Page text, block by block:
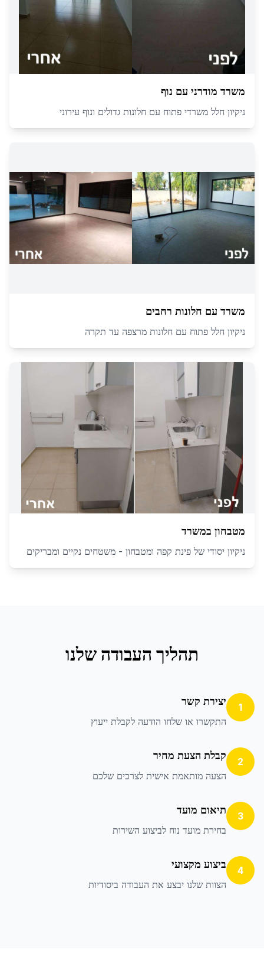
משרד מודרני עם נוף
ניקיון חלל משרדי פתוח עם חלונות גדולים ונוף עירוני
משרד עם חלונות רחבים
ניקיון חלל פתוח עם חלונות מרצפה עד תקרה
מטבחון במשרד
ניקיון יסודי של פינת קפה ומטבחון - משטחים נקיים ומבריקים
תהליך העבודה שלנו
1 יצירת קשר
התקשרו או שלחו הודעה לקבלת ייעוץ
2 קבלת הצעת מחיר
הצעה מותאמת אישית לצרכים שלכם
3 תיאום מועד
בחירת מועד נוח לביצוע השירות
4 ביצוע מקצועי
הצוות שלנו יבצע את העבודה ביסודיות